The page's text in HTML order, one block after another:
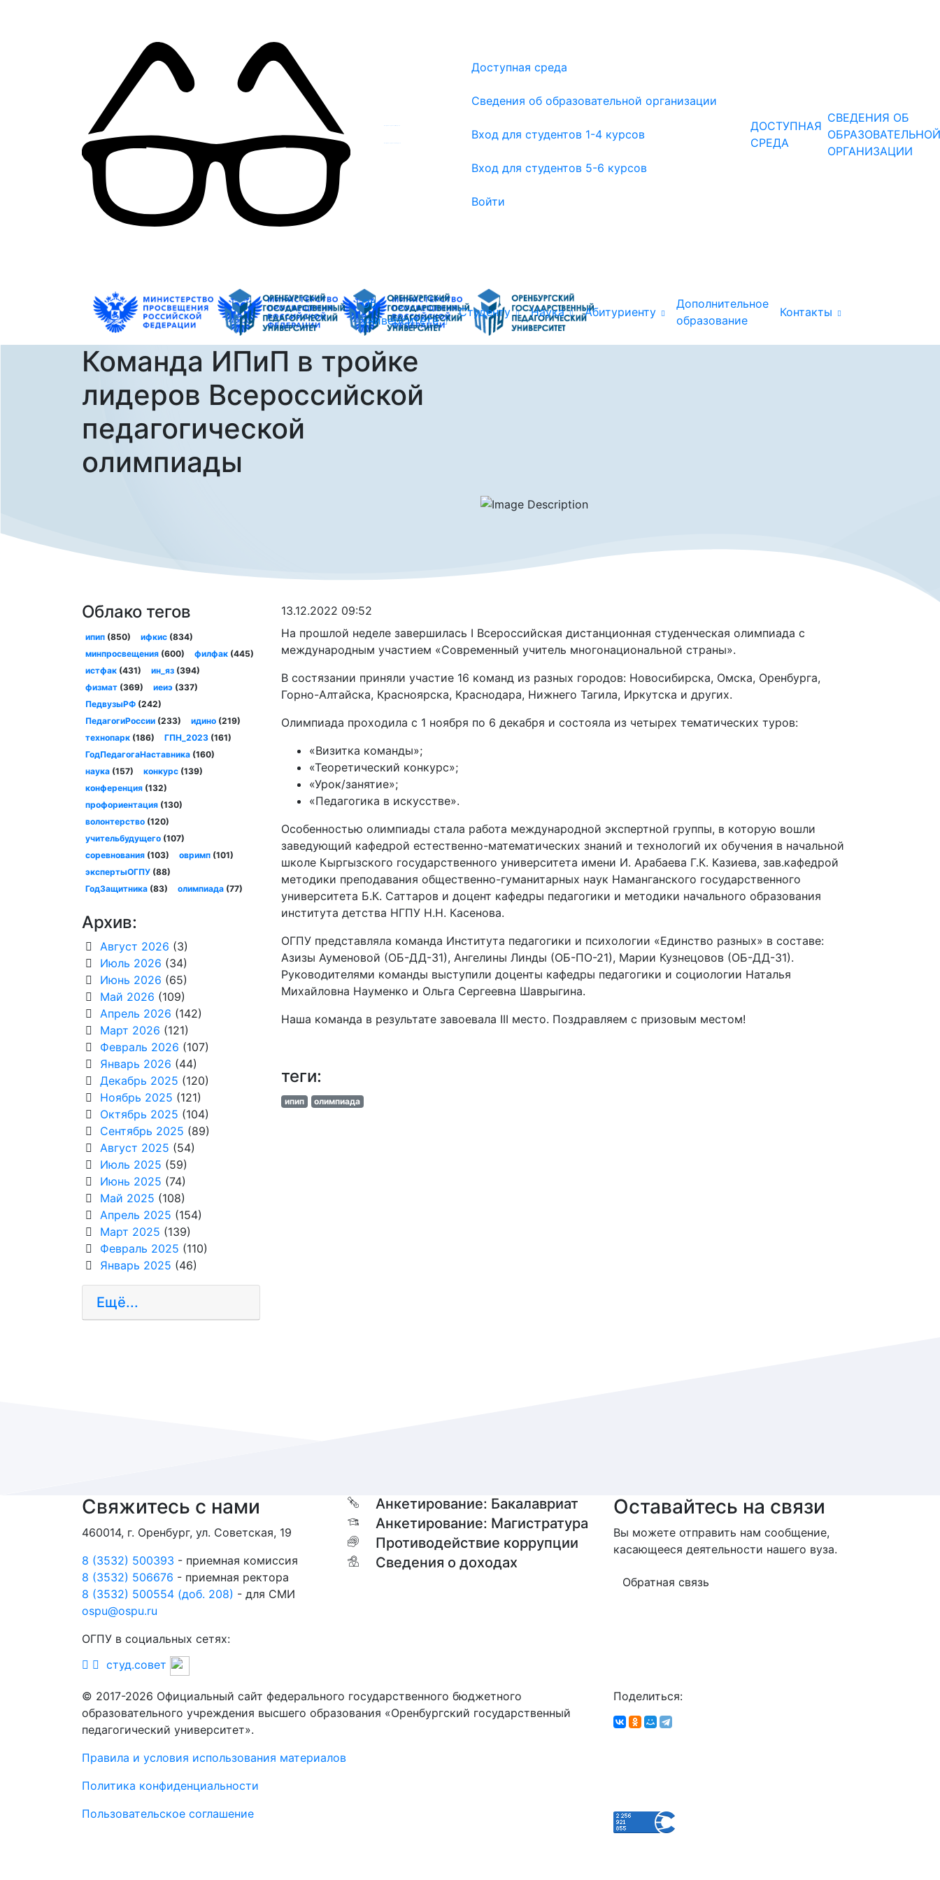
Доступная среда
Сведения об образовательной организации
Вход для студентов 1-4 курсов
Вход для студентов 5-6 курсов
Войти
ДОСТУПНАЯ
СРЕДА
СВЕДЕНИЯ ОБ
ОБРАЗОВАТЕЛЬНОЙ
ОРГАНИЗАЦИИ
Об
университете
Студенту Наука Абитуриенту
Дополнительное
образование
Контакты
Команда ИПиП в тройке
лидеров Всероссийской
педагогической
олимпиады
13.12.2022 09:52
На прошлой неделе завершилась I Всероссийская дистанционная студенческая олимпиада с
международным участием «Современный учитель многонациональной страны».
В состязании приняли участие 16 команд из разных городов: Новосибирска, Омска, Оренбурга,
Горно-Алтайска, Красноярска, Краснодара, Нижнего Тагила, Иркутска и других.
Олимпиада проходила с 1 ноября по 6 декабря и состояла из четырех тематических туров:
«Визитка команды»;
«Теоретический конкурс»;
«Урок/занятие»;
«Педагогика в искусстве».
Особенностью олимпиады стала работа международной экспертной группы, в которую вошли
заведующий кафедрой естественно-математических знаний и технологий их обучения в начальной
школе Кыргызского государственного университета имени И. Арабаева Г.К. Казиева, зав.кафедрой
методики преподавания общественно-гуманитарных наук Наманганского государственного
университета Б.К. Саттаров и доцент кафедры педагогики и методики начального образования
института детства НГПУ Н.Н. Касенова.
ОГПУ представляла команда Института педагогики и психологии «Единство разных» в составе:
Азизы Ауменовой (ОБ-ДД-31), Ангелины Линды (ОБ-ПО-21), Марии Кузнецовов (ОБ-ДД-31).
Руководителями команды выступили доценты кафедры педагогики и социологии Наталья
Михайловна Науменко и Ольга Сергеевна Шаврыгина.
Наша команда в результате завоевала III место. Поздравляем с призовым местом!
теги:
ипип олимпиада
Облако тегов
ипип(850) ифкис (834)
минпросвещения(600) филфак (445)
истфак(431) ин_яз (394)
физмат(369) иеиэ (337)
ПедвузыРФ(242)
ПедагогиРоссии(233) идино (219)
технопарк(186) ГПН_2023 (161)
ГодПедагогаНаставника(160)
наука(157) конкурс (139)
конференция(132)
профориентация(130)
волонтерство(120)
учительбудущего(107)
соревнования(103) овримп (101)
экспертыОГПУ(88)
ГодЗащитника(83) олимпиада (77)
Архив:
Август 2026 (3)
Июль 2026 (34)
Июнь 2026 (65)
Май 2026 (109)
Апрель 2026 (142)
Март 2026 (121)
Февраль 2026 (107)
Январь 2026 (44)
Декабрь 2025 (120)
Ноябрь 2025 (121)
Октябрь 2025 (104)
Сентябрь 2025 (89)
Август 2025 (54)
Июль 2025 (59)
Июнь 2025 (74)
Май 2025 (108)
Апрель 2025 (154)
Март 2025 (139)
Февраль 2025 (110)
Январь 2025 (46)
Ещё...
Свяжитесь с нами
460014, г. Оренбург, ул. Советская, 19
8 (3532) 500393 - приемная комиссия
8 (3532) 506676 - приемная ректора
8 (3532) 500554 (доб. 208) - для СМИ
ospu@ospu.ru
ОГПУ в социальных сетях:
студ.совет
Анкетирование: Бакалавриат
Анкетирование: Магистратура
Противодействие коррупции
Сведения о доходах
Оставайтесь на связи
Вы можете отправить нам сообщение,
касающееся деятельности нашего вуза.
Обратная связь
© 2017-2026 Официальный сайт федерального государственного бюджетного
образовательного учреждения высшего образования «Оренбургский государственный
педагогический университет».
Правила и условия использования материалов
Политика конфиденциальности
Пользовательское соглашение
Поделиться: